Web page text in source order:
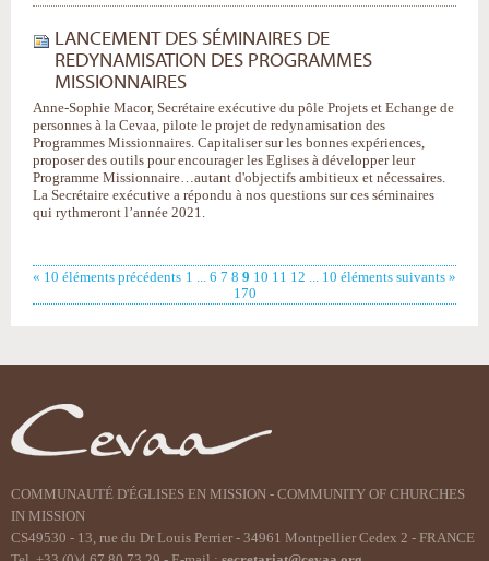
LANCEMENT DES SÉMINAIRES DE
REDYNAMISATION DES PROGRAMMES
MISSIONNAIRES
Anne-Sophie Macor, Secrétaire exécutive du pôle Projets et Echange de
personnes à la Cevaa, pilote le projet de redynamisation des
Programmes Missionnaires. Capitaliser sur les bonnes expériences,
proposer des outils pour encourager les Eglises à développer leur
Programme Missionnaire…autant d'objectifs ambitieux et nécessaires.
La Secrétaire exécutive a répondu à nos questions sur ces séminaires
qui rythmeront l’année 2021.
« 10 éléments précédents 10 éléments suivants »
1 ... 6 7 8 9 10 11 12 ...
170
COMMUNAUTÉ D'ÉGLISES EN MISSION - COMMUNITY OF CHURCHES
IN MISSION
CS49530 - 13, rue du Dr Louis Perrier - 34961 Montpellier Cedex 2 - FRANCE